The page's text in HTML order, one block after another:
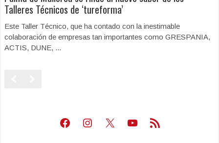
Talleres Técnicos de ‘tureforma’
Este Taller Técnico, que ha contado con la inestimable
colaboración de empresas tan importantes como GRESPANIA,
ACTIS, DUNE, ...
Facebook
Instagram
X Youtube
Feed RSS